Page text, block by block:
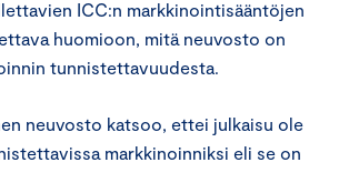
ICC:n markkinointisääntöjen
huomioon, mitä neuvosto on
tunnistettavuudesta.
neuvosto katsoo, ettei julkaisu ole
markkinoinniksi eli se on